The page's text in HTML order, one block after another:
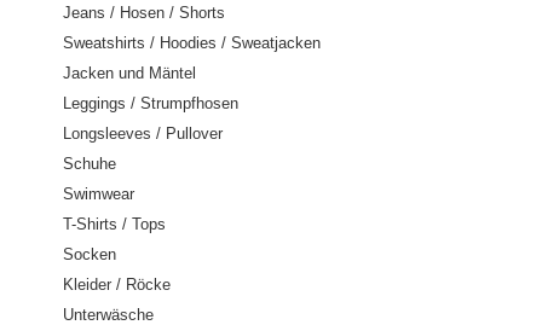
Jeans / Hosen / Shorts
Sweatshirts / Hoodies / Sweatjacken
Jacken und Mäntel
Leggings / Strumpfhosen
Longsleeves / Pullover
Schuhe
Swimwear
T-Shirts / Tops
Socken
Kleider / Röcke
Unterwäsche